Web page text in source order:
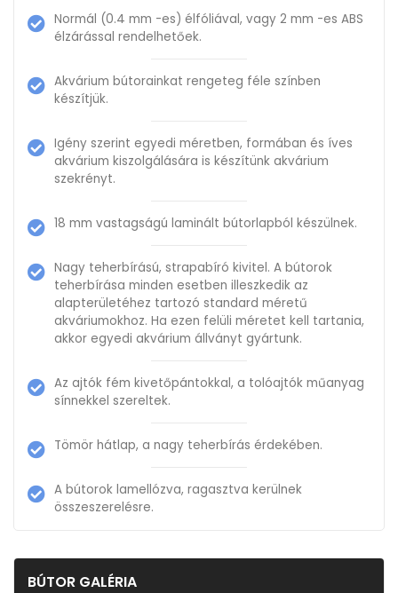
Normál (0.4 mm -es) élfóliával, vagy 2 mm -es ABS
élzárással rendelhetőek.
Akvárium bútorainkat rengeteg féle színben
készítjük.
Igény szerint egyedi méretben, formában és íves
akvárium kiszolgálására is készítünk akvárium
szekrényt.
18 mm vastagságú laminált bútorlapból készülnek.
Nagy teherbírású, strapabíró kivitel. A bútorok
teherbírása minden esetben illeszkedik az
alapterületéhez tartozó standard méretű
akváriumokhoz. Ha ezen felüli méretet kell tartania,
akkor egyedi akvárium állványt gyártunk.
Az ajtók fém kivetőpántokkal, a tolóajtók műanyag
sínnekkel szereltek.
Tömör hátlap, a nagy teherbírás érdekében.
A bútorok lamellózva, ragasztva kerülnek
összeszerelésre.
BÚTOR GALÉRIA